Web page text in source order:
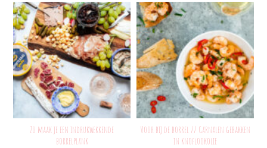
Zo maak je een indrukwekkende
borrelplank
Voor bij de borrel // Garnalen gebakken
in knoflookolie